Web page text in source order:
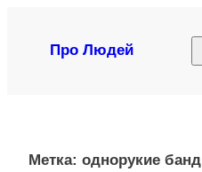
содержимому
Про Людей
Метка: однорукие